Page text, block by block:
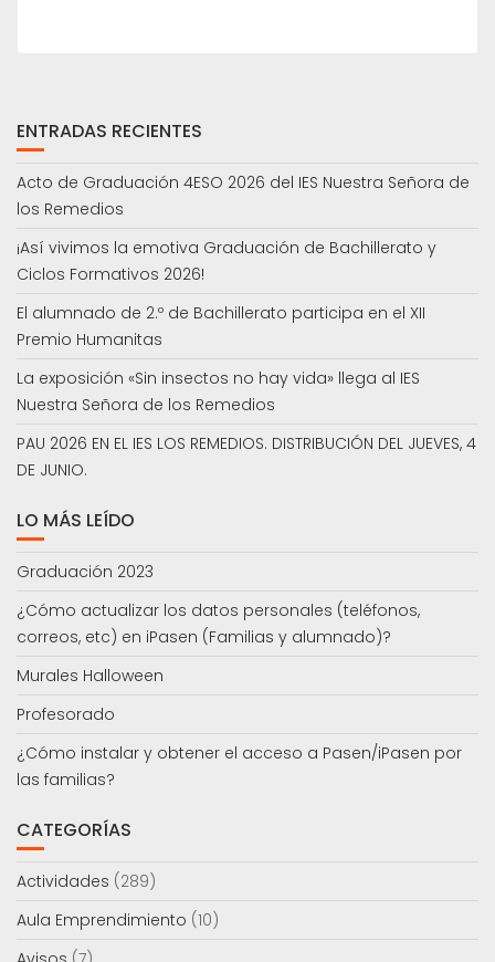
ENTRADAS RECIENTES
Acto de Graduación 4ESO 2026 del IES Nuestra Señora de
los Remedios
¡Así vivimos la emotiva Graduación de Bachillerato y
Ciclos Formativos 2026!
El alumnado de 2.º de Bachillerato participa en el XII
Premio Humanitas
La exposición «Sin insectos no hay vida» llega al IES
Nuestra Señora de los Remedios
PAU 2026 EN EL IES LOS REMEDIOS. DISTRIBUCIÓN DEL JUEVES, 4
DE JUNIO.
LO MÁS LEÍDO
Graduación 2023
¿Cómo actualizar los datos personales (teléfonos,
correos, etc) en iPasen (Familias y alumnado)?
Murales Halloween
Profesorado
¿Cómo instalar y obtener el acceso a Pasen/iPasen por
las familias?
CATEGORÍAS
Actividades (289)
Aula Emprendimiento (10)